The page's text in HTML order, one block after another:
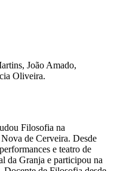
João Amado,
Oliveira.
Filosofia na
de Cerveira. Desde
e teatro de
da Granja e participou na